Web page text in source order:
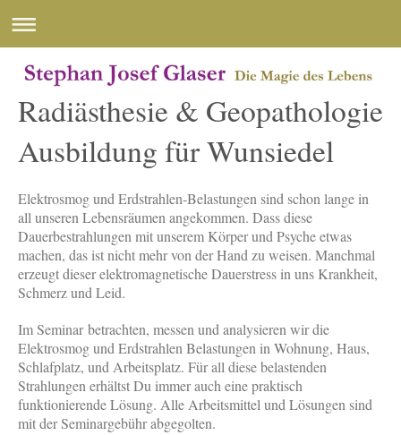
Radiästhesie & Geopathologie
Ausbildung für Wunsiedel
Elektrosmog und Erdstrahlen-Belastungen sind schon lange in
all unseren Lebensräumen angekommen. Dass diese
Dauerbestrahlungen mit unserem Körper und Psyche etwas
machen, das ist nicht mehr von der Hand zu weisen. Manchmal
erzeugt dieser elektromagnetische Dauerstress in uns Krankheit,
Schmerz und Leid.
Im Seminar betrachten, messen und analysieren wir die
Elektrosmog und Erdstrahlen Belastungen in Wohnung, Haus,
Schlafplatz, und Arbeitsplatz. Für all diese belastenden
Strahlungen erhältst Du immer auch eine praktisch
funktionierende Lösung. Alle Arbeitsmittel und Lösungen sind
mit der Seminargebühr abgegolten.